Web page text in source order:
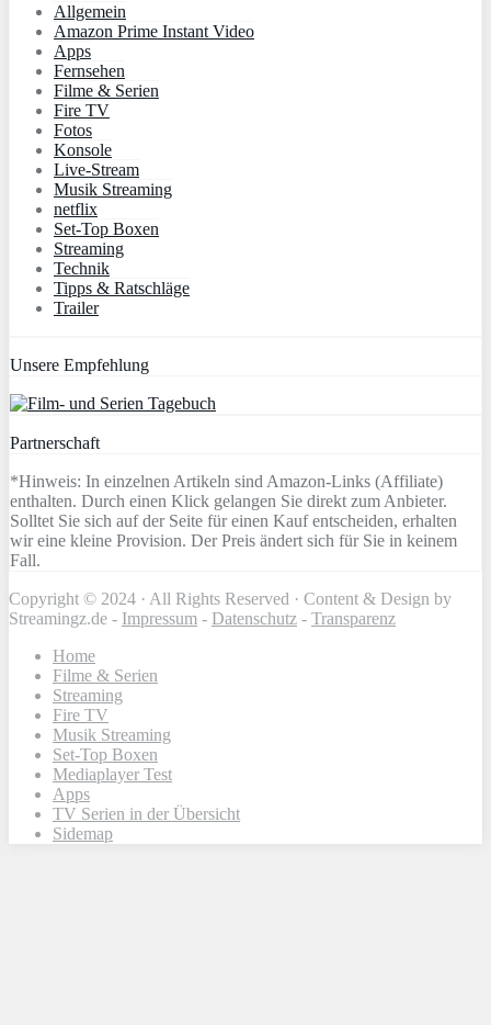
Allgemein
Amazon Prime Instant Video
Apps
Fernsehen
Filme & Serien
Fire TV
Fotos
Konsole
Live-Stream
Musik Streaming
netflix
Set-Top Boxen
Streaming
Technik
Tipps & Ratschläge
Trailer
Unsere Empfehlung
Partnerschaft
*Hinweis: In einzelnen Artikeln sind Amazon-Links (Affiliate)
enthalten. Durch einen Klick gelangen Sie direkt zum Anbieter.
Solltet Sie sich auf der Seite für einen Kauf entscheiden, erhalten
wir eine kleine Provision. Der Preis ändert sich für Sie in keinem
Fall.
Copyright © 2024 · All Rights Reserved · Content & Design by
Streamingz.de - Impressum - Datenschutz - Transparenz
Home
Filme & Serien
Streaming
Fire TV
Musik Streaming
Set-Top Boxen
Mediaplayer Test
Apps
TV Serien in der Übersicht
Sidemap